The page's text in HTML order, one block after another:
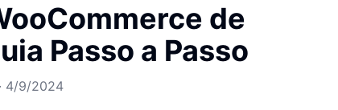
de
Passo a Passo
· 4/9/2024